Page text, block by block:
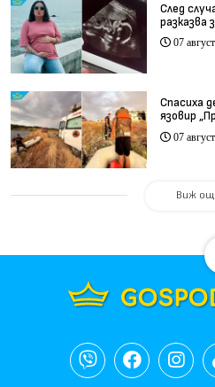
След
разказва
при
07
Спасиха
язовир
07
Виж